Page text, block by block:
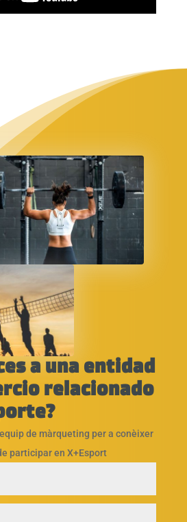
a una entidad
relacionado
de màrqueting per a conèixer
participar en X+Esport